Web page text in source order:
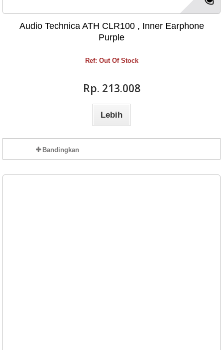
Audio Technica ATH CLR100 , Inner Earphone
Purple
Ref: Out Of Stock
Rp‎. 213.008
Lebih
Bandingkan